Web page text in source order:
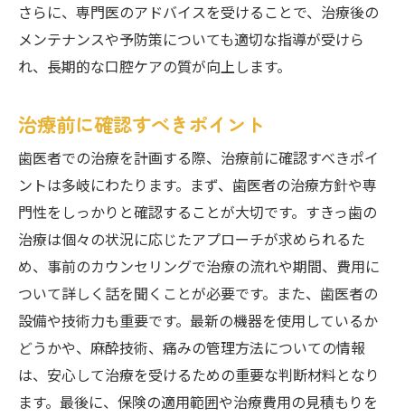
さらに、専門医のアドバイスを受けることで、治療後の
メンテナンスや予防策についても適切な指導が受けら
れ、長期的な口腔ケアの質が向上します。
治療前に確認すべきポイント
歯医者での治療を計画する際、治療前に確認すべきポイ
ントは多岐にわたります。まず、歯医者の治療方針や専
門性をしっかりと確認することが大切です。すきっ歯の
治療は個々の状況に応じたアプローチが求められるた
め、事前のカウンセリングで治療の流れや期間、費用に
ついて詳しく話を聞くことが必要です。また、歯医者の
設備や技術力も重要です。最新の機器を使用しているか
どうかや、麻酔技術、痛みの管理方法についての情報
は、安心して治療を受けるための重要な判断材料となり
ます。最後に、保険の適用範囲や治療費用の見積もりを